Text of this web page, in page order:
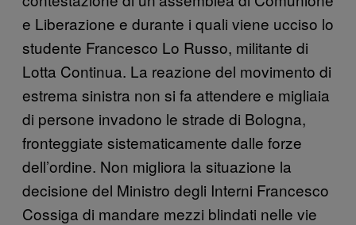
e Liberazione e durante i quali viene ucciso lo
studente Francesco Lo Russo, militante di
Lotta Continua. La reazione del movimento di
estrema sinistra non si fa attendere e migliaia
di persone invadono le strade di Bologna,
fronteggiate sistematicamente dalle forze
dell’ordine. Non migliora la situazione la
decisione del Ministro degli Interni Francesco
Cossiga di mandare mezzi blindati nelle vie